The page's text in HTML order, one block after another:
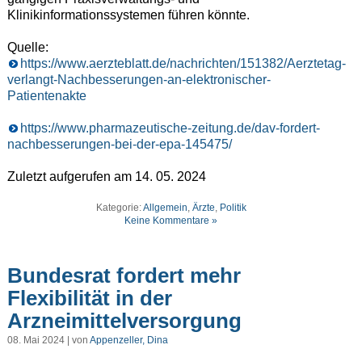
Klinikinformationssystemen führen könnte.
Quelle:
https://www.aerzteblatt.de/nachrichten/151382/Aerztetag-
verlangt-Nachbesserungen-an-elektronischer-
Patientenakte
https://www.pharmazeutische-zeitung.de/dav-fordert-
nachbesserungen-bei-der-epa-145475/
Zuletzt aufgerufen am 14. 05. 2024
Kategorie:Allgemein, Ärzte, Politik
Keine Kommentare »
Bundesrat fordert mehr
Flexibilität in der
Arzneimittelversorgung
08. Mai 2024 | von Appenzeller, Dina